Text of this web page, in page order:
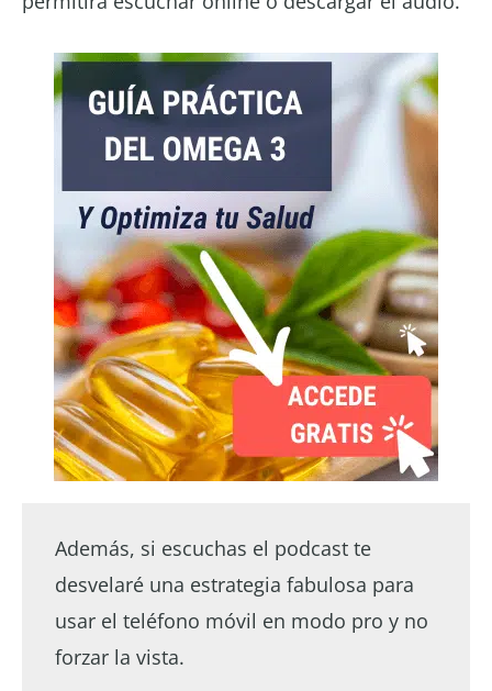
Además, si escuchas el podcast te
desvelaré una estrategia fabulosa para
usar el teléfono móvil en modo pro y no
forzar la vista.